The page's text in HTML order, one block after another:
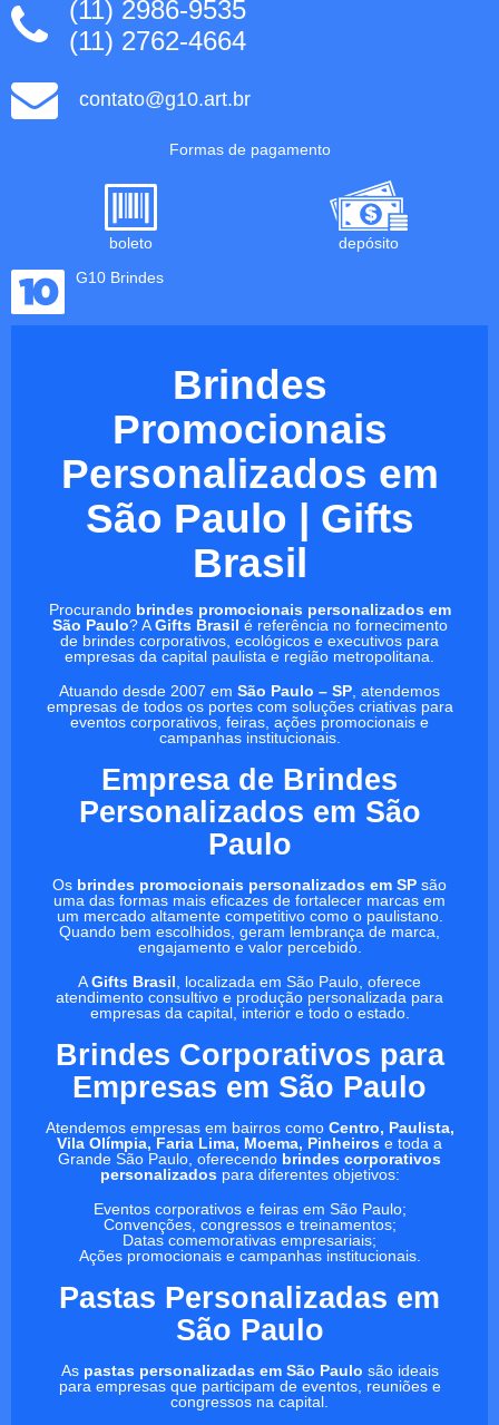
(11) 2986-9535
(11) 2762-4664
contato@g10.art.br
Formas de pagamento
boleto
depósito
G10 Brindes
Brindes
Promocionais
Personalizados em
São Paulo | Gifts
Brasil
Procurando brindes promocionais personalizados em
São Paulo? AGifts Brasil é referência no fornecimento
de brindes corporativos, ecológicos e executivos para
empresas da capital paulista e região metropolitana.
Atuando desde 2007 em São Paulo – SP , atendemos
empresas de todos os portes com soluções criativas para
eventos corporativos, feiras, ações promocionais e
campanhas institucionais.
Empresa de Brindes
Personalizados em São
Paulo
Os brindes promocionais personalizados em SP são
uma das formas mais eficazes de fortalecer marcas em
um mercado altamente competitivo como o paulistano.
Quando bem escolhidos, geram lembrança de marca,
engajamento e valor percebido.
AGifts Brasil , localizada em São Paulo, oferece
atendimento consultivo e produção personalizada para
empresas da capital, interior e todo o estado.
Brindes Corporativos para
Empresas em São Paulo
Atendemos empresas em bairros como Centro, Paulista,
Vila Olímpia, Faria Lima, Moema, Pinheiros e toda a
Grande São Paulo, oferecendo brindes corporativos
personalizadospara diferentes objetivos:
Eventos corporativos e feiras em São Paulo;
Convenções, congressos e treinamentos;
Datas comemorativas empresariais;
Ações promocionais e campanhas institucionais.
Pastas Personalizadas em
São Paulo
As pastas personalizadas em São Paulo são ideais
para empresas que participam de eventos, reuniões e
congressos na capital.